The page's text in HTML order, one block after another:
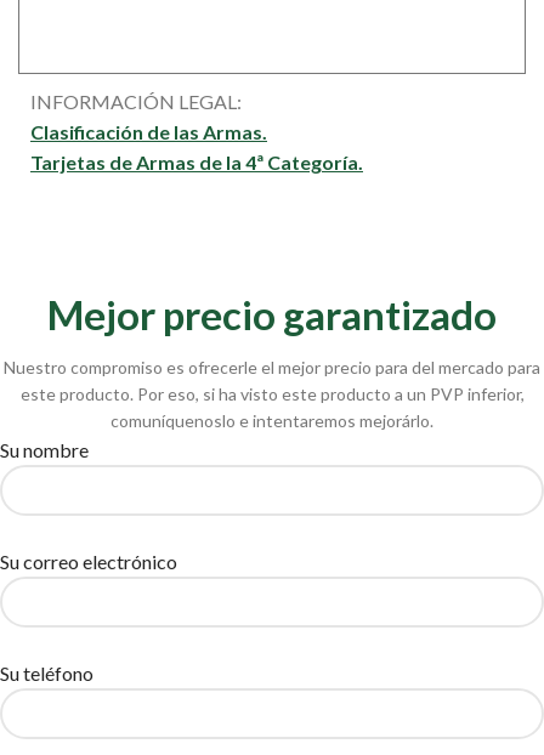
INFORMACIÓN LEGAL:
Clasificación de las Armas.
Tarjetas de Armas de la 4ª Categoría.
Mejor precio garantizado
Nuestro compromiso es ofrecerle el mejor precio para del mercado para
este producto. Por eso, si ha visto este producto a un PVP inferior,
comuníquenoslo e intentaremos mejorárlo.
Su nombre
Su correo electrónico
Su teléfono